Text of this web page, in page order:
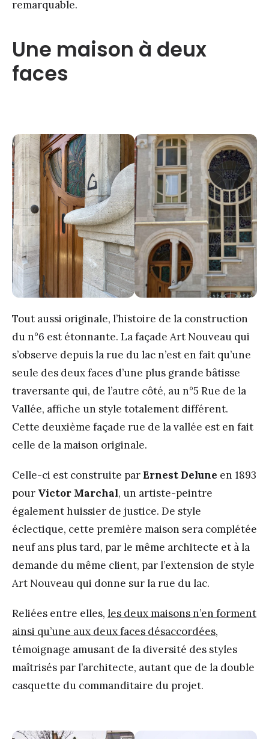
remarquable.
Une maison à deux
faces
Tout aussi originale, l’histoire de la construction
du n°6 est étonnante. La façade Art Nouveau qui
s’observe depuis la rue du lac n’est en fait qu’une
seule des deux faces d’une plus grande bâtisse
traversante qui, de l’autre côté, au n°5 Rue de la
Vallée, affiche un style totalement différent.
Cette deuxième façade rue de la vallée est en fait
celle de la maison originale.
Celle-ci est construite parErnest Delune en 1893
pour Victor Marchal, un artiste-peintre
également huissier de justice. De style
éclectique, cette première maison sera complétée
neuf ans plus tard, par le même architecte et à la
demande du même client, par l’extension de style
Art Nouveau qui donne sur la rue du lac.
Reliées entre elles, les deux maisons n’en forment
ainsi qu’une aux deux faces désaccordées,
témoignage amusant de la diversité des styles
maîtrisés par l’architecte, autant que de la double
casquette du commanditaire du projet.